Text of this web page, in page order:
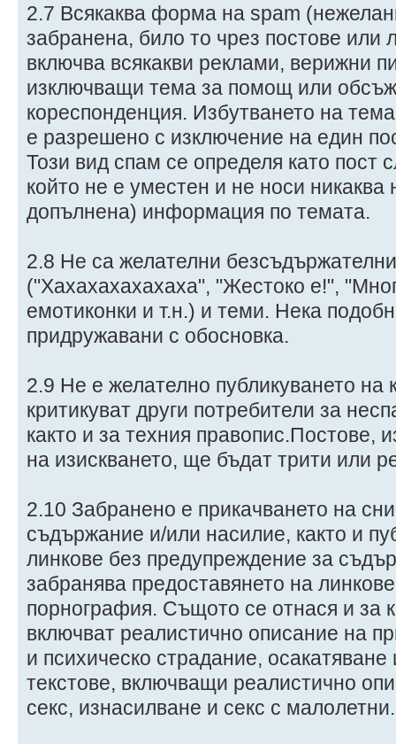
2.7 Всякаква форма на spam
забранена, било то чрез постове или
включва всякакви реклами, верижни
изключващи тема за помощ или
кореспонденция. Избутването на
е разрешено с изключение на един
Този вид спам се определя като пост
който не е уместен и не носи никаква
допълнена) информация по темата.
2.8 Не са желателни
("Хахахахахахаха", "Жестоко е!",
емотиконки и т.н.) и теми. Нека
придружавани с обосновка.
2.9 Не е желателно публикуването на
критикуват други потребители за
както и за техния правопис.Постове,
на изискването, ще бъдат трити или
2.10 Забранено е прикачването на
съдържание и/или насилие, както и
линкове без предупреждение за
забранява предоставянето на
порнография. Същото се отнася и за
включват реалистично описание на
и психическо страдание,
текстове, включващи реалистично
секс, изнасилване и секс с малолетни.